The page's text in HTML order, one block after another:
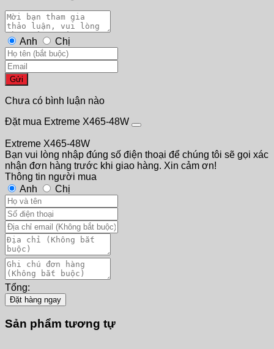
Anh Chị
Gửi
Chưa có bình luận nào
Đặt mua Extreme X465-48W
Extreme X465-48W
Bạn vui lòng nhập đúng số điện thoại để chúng tôi sẽ gọi xác
nhận đơn hàng trước khi giao hàng. Xin cảm ơn!
Thông tin người mua
Anh
Chị
Tổng:
Đặt hàng ngay
Sản phẩm tương tự